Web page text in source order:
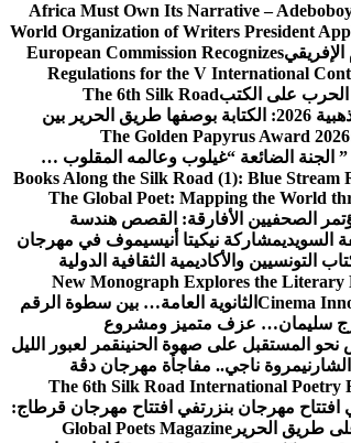
Africa Must Own Its Narrative –
World Organization of Writers President
European Commission Recognizes
Regulations for the V International
الحرب على الكتبThe 6th Silk Road
جائزة البردية الذهبية 2026: الكتابة بوصفها طريق الحرير بين
The Golden Papyrus Award
الجنة الضائعة “غيلوب وعالمه المقلوب …
Books Along the Silk Road (1): Blue
The Global Poet: Mapping the World
الصحفيين الأفارقة: القصص هندسة
السويديمشاركة نيكيتا أنيسيموف في مهرجان
التونسيين والأكاديمية الثقافية الدولية
New Monograph Explores the
Cinema الثانوية العامة… بين سطوة الرقم
سليمان… عزف متميز ومشروع
نحو المستقبل على صهوة الحنينقمر لعبور الليل
مروة ناجي.. مفاجأة مهرجان دڨة
The 6th Silk Road International Poetry
مهرجان بنزرتفي افتتاح مهرجان قرطاج:
طريق الحرير Global Poets Magazine